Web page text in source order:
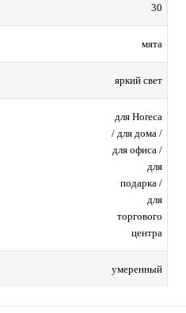
30
мята
яркий свет
для Horeca
/ для дома /
для офиса /
для
подарка /
для
торгового
центра
умеренный